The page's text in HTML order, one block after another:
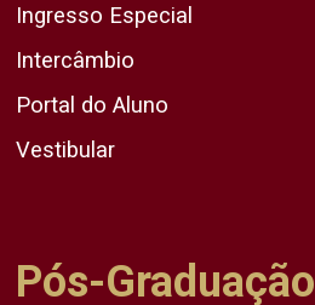
Ingresso Especial
Intercâmbio
Portal do Aluno
Vestibular
Pós-Graduação